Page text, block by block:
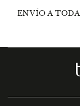
ENVÍO A